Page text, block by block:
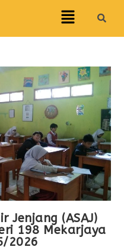
Jenjang (ASAJ)
198 Mekarjaya
2026